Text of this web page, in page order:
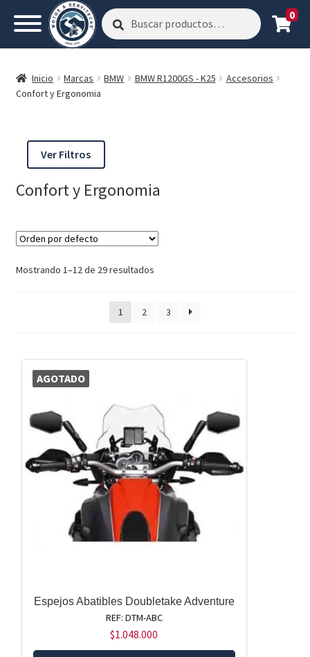
Buscar
por:
Buscar 0
Inicio Marcas BMW BMW R1200GS - K25
Accesorios
Confort y Ergonomia
Ver Filtros
Confort y Ergonomia
Mostrando 1–12 de 29 resultados
1 2 3
AGOTADO
Espejos Abatibles Doubletake Adventure
REF: DTM-ABC
$1.048.000